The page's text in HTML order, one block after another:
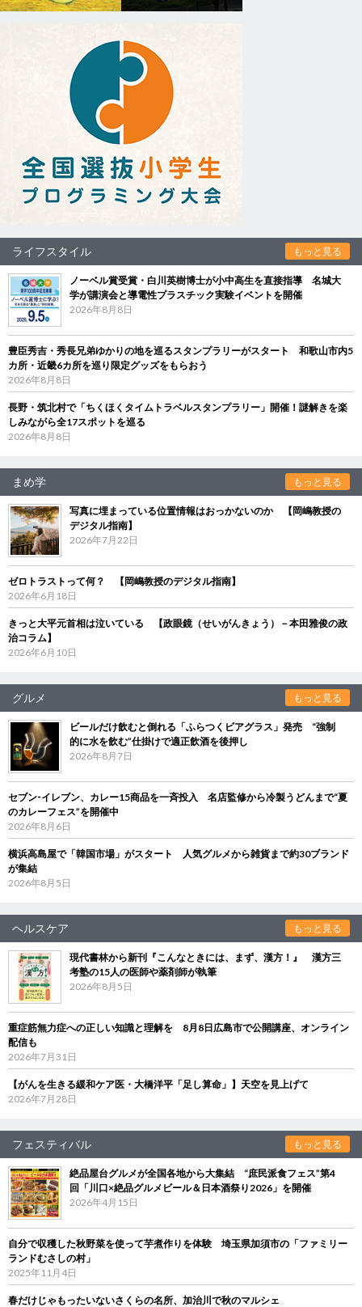
ライフスタイル もっと見る
ノーベル賞受賞・白川英樹博士が小中高生を直接指導 名城大
学が講演会と導電性プラスチック実験イベントを開催
2026年8月8日
豊臣秀吉・秀長兄弟ゆかりの地を巡るスタンプラリーがスタート 和歌山市内5
カ所・近畿6カ所を巡り限定グッズをもらおう
2026年8月8日
長野・筑北村で「ちくほくタイムトラベルスタンプラリー」開催！謎解きを楽
しみながら全17スポットを巡る
2026年8月8日
まめ学 もっと見る
写真に埋まっている位置情報はおっかないのか 【岡嶋教授の
デジタル指南】
2026年7月22日
ゼロトラストって何？ 【岡嶋教授のデジタル指南】
2026年6月18日
きっと大平元首相は泣いている 【政眼鏡（せいがんきょう）－本田雅俊の政
治コラム】
2026年6月10日
グルメ もっと見る
ビールだけ飲むと倒れる「ふらつくビアグラス」発売 “強制
的に水を飲む”仕掛けで適正飲酒を後押し
2026年8月7日
セブン‐イレブン、カレー15商品を一斉投入 名店監修から冷製うどんまで“夏
のカレーフェス”を開催中
2026年8月6日
横浜高島屋で「韓国市場」がスタート 人気グルメから雑貨まで約30ブランド
が集結
2026年8月5日
ヘルスケア もっと見る
現代書林から新刊『こんなときには、まず、漢方！』 漢方三
考塾の15人の医師や薬剤師が執筆
2026年8月5日
重症筋無力症への正しい知識と理解を 8月8日広島市で公開講座、オンライン
配信も
2026年7月31日
【がんを生きる緩和ケア医・大橋洋平「足し算命」】天空を見上げて
2026年7月28日
フェスティバル もっと見る
絶品屋台グルメが全国各地から大集結 “庶民派食フェス”第4
回「川口×絶品グルメビール＆日本酒祭り2026」を開催
2026年4月15日
自分で収穫した秋野菜を使って芋煮作りを体験 埼玉県加須市の「ファミリー
ランドむさしの村」
2025年11月4日
春だけじゃもったいないさくらの名所、加治川で秋のマルシェ